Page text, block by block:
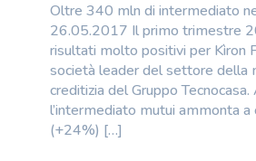
Oltre 340 mln di intermediato
26.05.2017 Il primo trimestre
risultati molto positivi per Kìron
società leader del settore della
creditizia del Gruppo
l’intermediato mutui ammonta
(+24%) […]